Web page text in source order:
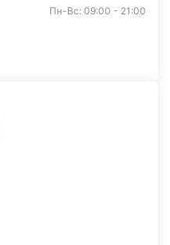
Пн-Вс: 09:00 - 21:00